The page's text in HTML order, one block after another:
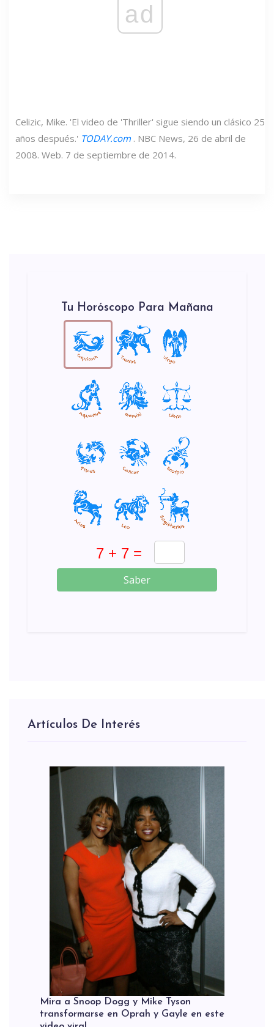
ad
Celizic, Mike. 'El video de 'Thriller' sigue siendo un clásico 25
años después.' TODAY.com . NBC News, 26 de abril de
2008. Web. 7 de septiembre de 2014.
Tu Horóscopo Para Mañana
Saber
Artículos De Interés
Mira a Snoop Dogg y Mike Tyson
transformarse en Oprah y Gayle en este